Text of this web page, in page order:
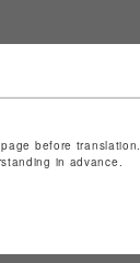
before translation.
in advance.